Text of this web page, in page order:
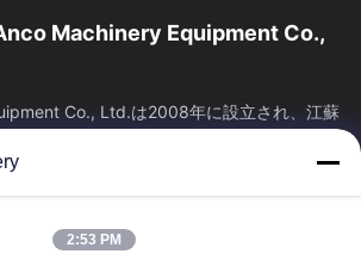
Machinery Equipment Co.,
Co., Ltd.は2008年に設立され、江蘇
社を置きます。それは企業です
企業情報
2:53 PM